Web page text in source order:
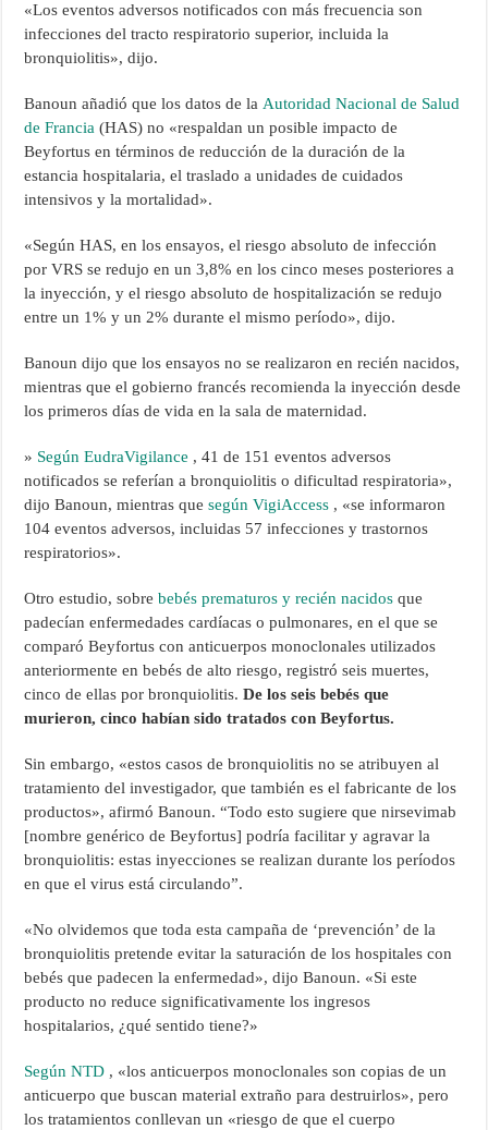
«Los eventos adversos notificados con más frecuencia son
infecciones del tracto respiratorio superior, incluida la
bronquiolitis», dijo.
Banoun añadió que los datos de laAutoridad Nacional de Salud
de Francia (HAS) no «respaldan un posible impacto de
Beyfortus en términos de reducción de la duración de la
estancia hospitalaria, el traslado a unidades de cuidados
intensivos y la mortalidad».
«Según HAS, en los ensayos, el riesgo absoluto de infección
por VRS se redujo en un 3,8% en los cinco meses posteriores a
la inyección, y el riesgo absoluto de hospitalización se redujo
entre un 1% y un 2% durante el mismo período», dijo.
Banoun dijo que los ensayos no se realizaron en recién nacidos,
mientras que el gobierno francés recomienda la inyección desde
los primeros días de vida en la sala de maternidad.
» Según EudraVigilance , 41 de 151 eventos adversos
notificados se referían a bronquiolitis o dificultad respiratoria»,
dijo Banoun, mientras quesegún VigiAccess , «se informaron
104 eventos adversos, incluidas 57 infecciones y trastornos
respiratorios».
Otro estudio, sobrebebés prematuros y recién nacidos que
padecían enfermedades cardíacas o pulmonares, en el que se
comparó Beyfortus con anticuerpos monoclonales utilizados
anteriormente en bebés de alto riesgo, registró seis muertes,
cinco de ellas por bronquiolitis.De los seis bebés que
murieron, cinco habían sido tratados con Beyfortus.
Sin embargo, «estos casos de bronquiolitis no se atribuyen al
tratamiento del investigador, que también es el fabricante de los
productos», afirmó Banoun. “Todo esto sugiere que nirsevimab
[nombre genérico de Beyfortus] podría facilitar y agravar la
bronquiolitis: estas inyecciones se realizan durante los períodos
en que el virus está circulando”.
«No olvidemos que toda esta campaña de ‘prevención’ de la
bronquiolitis pretende evitar la saturación de los hospitales con
bebés que padecen la enfermedad», dijo Banoun. «Si este
producto no reduce significativamente los ingresos
hospitalarios, ¿qué sentido tiene?»
Según NTD , «los anticuerpos monoclonales son copias de un
anticuerpo que buscan material extraño para destruirlos», pero
los tratamientos conllevan un «riesgo de que el cuerpo